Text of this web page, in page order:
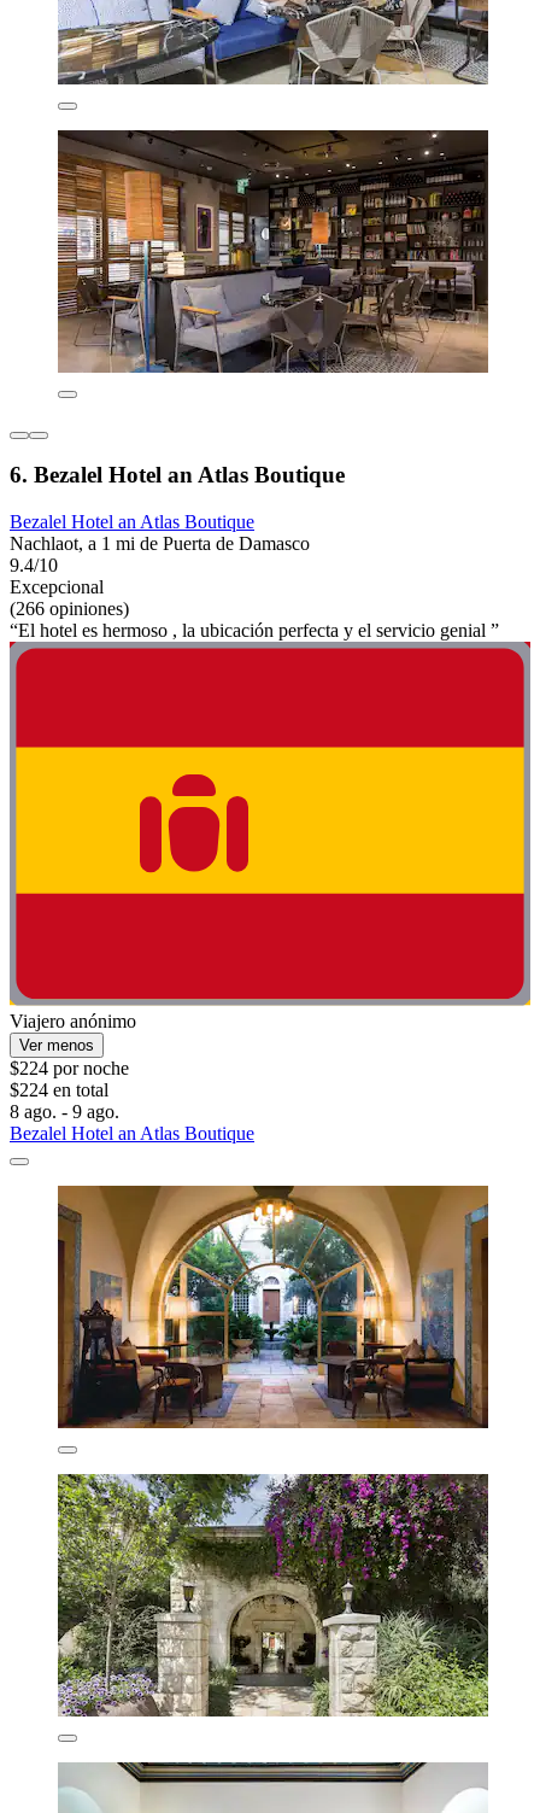
6. Bezalel Hotel an Atlas Boutique
Bezalel Hotel an Atlas Boutique
Nachlaot, a 1 mi de Puerta de Damasco
9.4/10
Excepcional
(266 opiniones)
“El hotel es hermoso , la ubicación perfecta y el servicio genial ”
Viajero anónimo
Ver menos
$224 por noche
$224 en total
8 ago. - 9 ago.
Bezalel Hotel an Atlas Boutique